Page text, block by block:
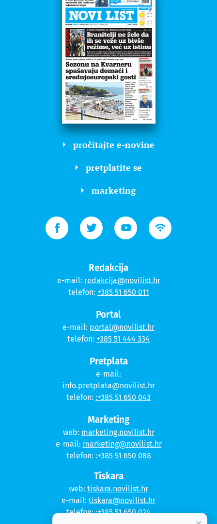
pročitajte e-novine
pretplatite se
marketing
Redakcija
e-mail: redakcija@novilist.hr
telefon: +385 51 650 011
Portal
e-mail: portal@novilist.hr
telefon: +385 51 444 334
Pretplata
e-mail:
info.pretplata@novilist.hr
telefon: :+385 51 650 043
Marketing
web: marketing.novilist.hr
e-mail: marketing@novilist.hr
telefon: :+385 51 650 088
Tiskara
web: tiskara.novilist.hr
e-mail: tiskara@novilist.hr
telefon::+385 51 650 024